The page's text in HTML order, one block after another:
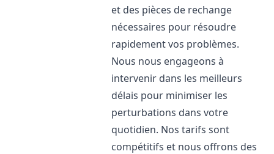
et des pièces de rechange
nécessaires pour résoudre
rapidement vos problèmes.
Nous nous engageons à
intervenir dans les meilleurs
délais pour minimiser les
perturbations dans votre
quotidien. Nos tarifs sont
compétitifs et nous offrons des